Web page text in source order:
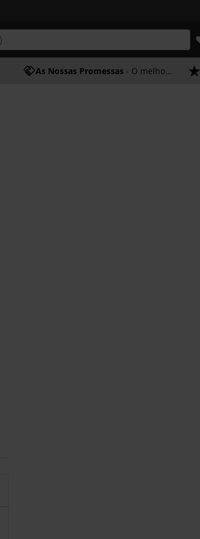
As Nossas Promessas - O melhor atendimento